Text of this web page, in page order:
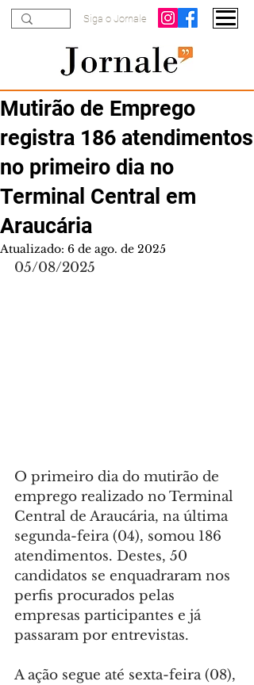
Siga o Jornale
Mutirão de Emprego
registra 186 atendimentos
no primeiro dia no
Terminal Central em
Araucária
Atualizado: 6 de ago. de 2025
05/08/2025
O primeiro dia do mutirão de
emprego realizado no Terminal
Central de Araucária, na última
segunda-feira (04), somou 186
atendimentos. Destes, 50
candidatos se enquadraram nos
perfis procurados pelas
empresas participantes e já
passaram por entrevistas.
A ação segue até sexta-feira (08),